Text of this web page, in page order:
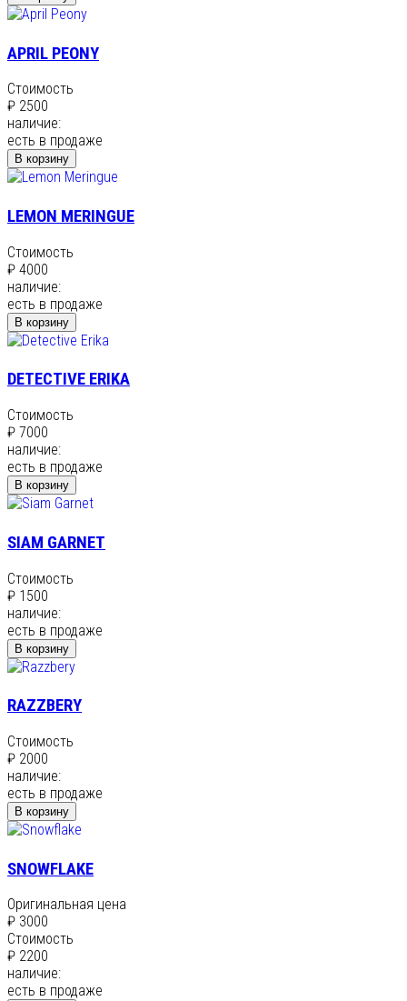
APRIL PEONY
Стоимость
₽ 2500
наличие:
есть в продаже
В корзину
LEMON MERINGUE
Стоимость
₽ 4000
наличие:
есть в продаже
В корзину
DETECTIVE ERIKA
Стоимость
₽ 7000
наличие:
есть в продаже
В корзину
SIAM GARNET
Стоимость
₽ 1500
наличие:
есть в продаже
В корзину
RAZZBERY
Стоимость
₽ 2000
наличие:
есть в продаже
В корзину
SNOWFLAKE
Оригинальная цена
₽ 3000
Стоимость
₽ 2200
наличие:
есть в продаже